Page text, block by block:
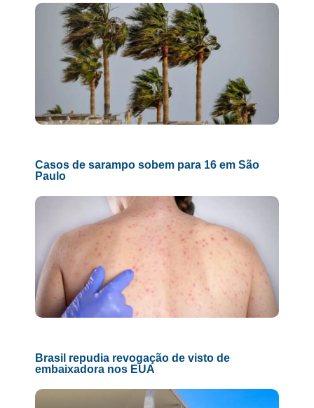
Casos de sarampo sobem para 16 em São
Paulo
Brasil repudia revogação de visto de
embaixadora nos EUA